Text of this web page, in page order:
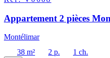
Appartement 2 pièces
Montélimar
38 m²
2 p.
1 ch.